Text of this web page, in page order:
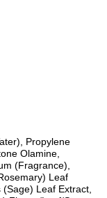
Propylene
Olamine,
(Fragrance),
Leaf
Leaf Extract,